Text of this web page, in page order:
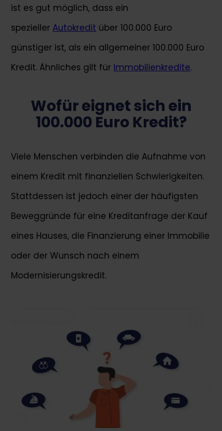
ist es gut möglich, dass ein
spezieller Autokredit über 100.000 Euro
günstiger ist, als ein allgemeiner 100.000 Euro
Kredit. Ähnliches gilt für Immobilienkredite.
Wofür eignet sich ein
100.000 Euro Kredit?
Viele Menschen verbinden die Aufnahme von
einem Kredit mit finanziellen Schwierigkeiten.
Stattdessen ist jedoch einer der häufigsten
Beweggründe für eine Kreditanfrage der Kauf
eines Hauses, die Finanzierung einer Immobilie
oder der Wunsch nach einem
Modernisierungskredit.